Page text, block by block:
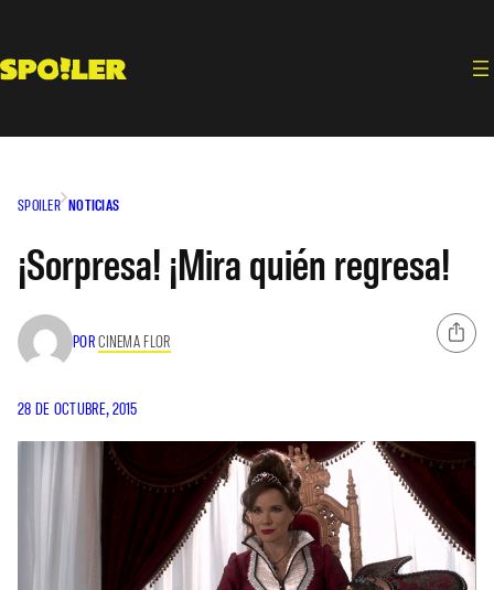
contenido
SPOILER NOTICIAS
¡Sorpresa! ¡Mira quién regresa!
PORCINEMA FLOR
28 DE OCTUBRE, 2015